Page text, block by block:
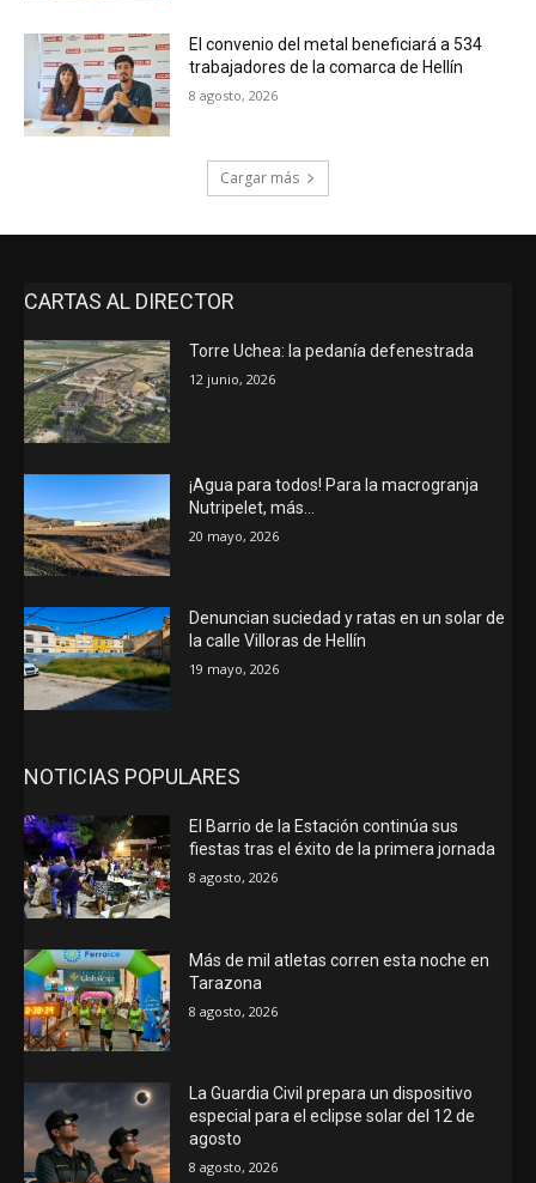
El convenio del metal beneficiará a 534
trabajadores de la comarca de Hellín
8 agosto, 2026
Cargar más
CARTAS AL DIRECTOR
Torre Uchea: la pedanía defenestrada
12 junio, 2026
¡Agua para todos! Para la macrogranja
Nutripelet, más…
20 mayo, 2026
Denuncian suciedad y ratas en un solar de
la calle Villoras de Hellín
19 mayo, 2026
NOTICIAS POPULARES
El Barrio de la Estación continúa sus
fiestas tras el éxito de la primera jornada
8 agosto, 2026
Más de mil atletas corren esta noche en
Tarazona
8 agosto, 2026
La Guardia Civil prepara un dispositivo
especial para el eclipse solar del 12 de
agosto
8 agosto, 2026